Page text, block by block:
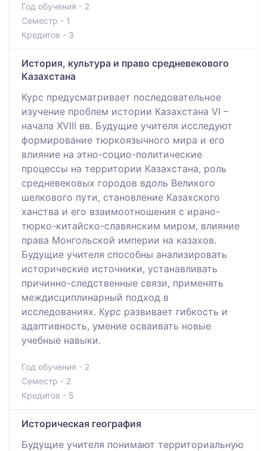
Год обучения - 2
Семестр - 1
Кредитов - 3
История, культура и право средневекового
Казахстана
Курс предусматривает последовательное
изучение проблем истории Казахстана VI –
начала XVIII вв. Будущие учителя исследуют
формирование тюркоязычного мира и его
влияние на этно-социо-политические
процессы на территории Казахстана, роль
средневековых городов вдоль Великого
шелкового пути, становление Казахского
ханства и его взаимоотношения с ирано-
тюрко-китайско-славянским миром, влияние
права Монгольской империи на казахов.
Будущие учителя способны анализировать
исторические источники, устанавливать
причинно-следственные связи, применять
междисциплинарный подход в
исследованиях. Курс развивает гибкость и
адаптивность, умение осваивать новые
учебные навыки.
Год обучения - 2
Семестр - 2
Кредитов - 5
Историческая география
Будущие учителя понимают территориальную